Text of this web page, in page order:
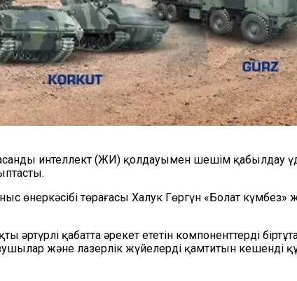
интеллект (ЖИ) қолдауымен шешім қабылдау
өнеркәсібі төрағасы Халук Гөргүн «Болат күмбез»
әртүрлі қабатта әрекет ететін компоненттерді
және лазерлік жүйелерді қамтитын кешенді